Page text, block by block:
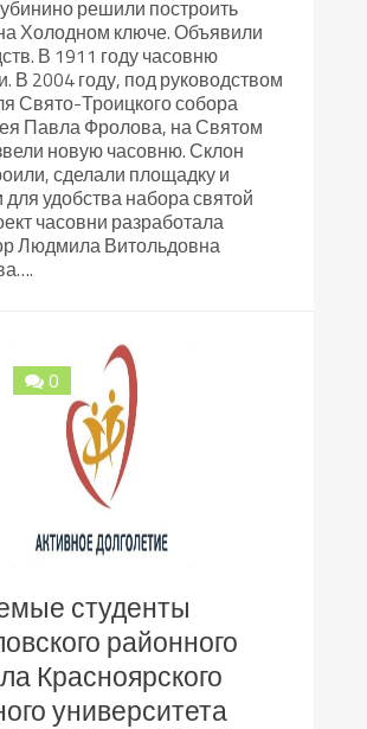
решили построить
Холодном ключе. Объявили
В 1911 году часовню
В 2004 году, под руководством
Свято-Троицкого собора
Павла Фролова, на Святом
новую часовню. Склон
сделали площадку и
для удобства набора святой
часовни разработала
Людмила Витольдовна
0
студенты
районного
Красноярского
университета